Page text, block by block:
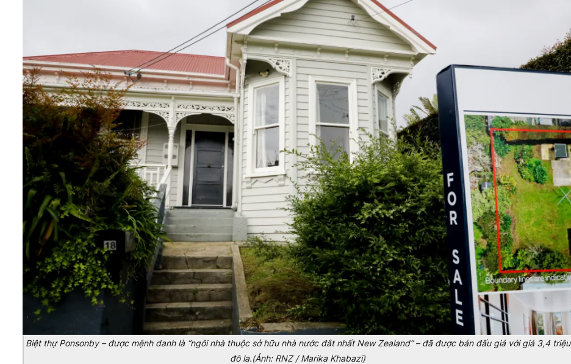
Biệt thự Ponsonby – được mệnh danh là “ngôi nhà thuộc sở hữu nhà nước đắt nhất New Zealand” – đã được bán đấu giá với giá 3,4 triệu
đô la.(Ảnh: RNZ / Marika Khabazi)